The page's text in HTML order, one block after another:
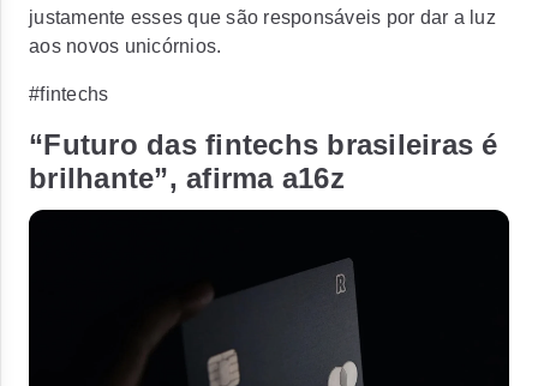
justamente esses que são responsáveis por dar a luz
aos novos unicórnios.
#fintechs
“Futuro das fintechs brasileiras é
brilhante”, afirma a16z